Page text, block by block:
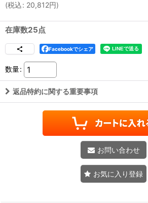
(税込: 20,812円)
在庫数25点
Facebookでシェア
数量:
返品特約に関する重要事項
お問い合わせ
お気に入り登録